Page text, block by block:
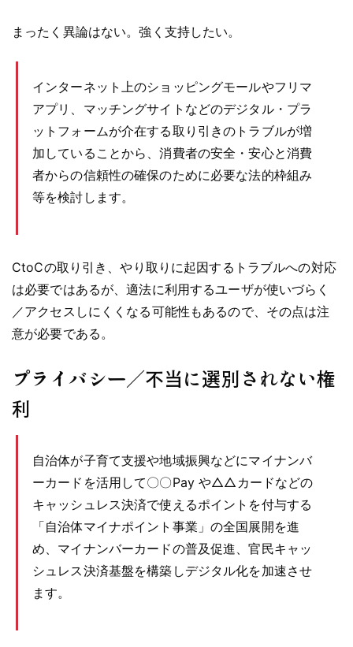
まったく異論はない。強く支持したい。
インターネット上のショッピングモールやフリマ
アプリ、マッチングサイトなどのデジタル・プラ
ットフォームが介在する取り引きのトラブルが増
加していることから、消費者の安全・安心と消費
者からの信頼性の確保のために必要な法的枠組み
等を検討します。
CtoCの取り引き、やり取りに起因するトラブルへの対応
は必要ではあるが、適法に利用するユーザが使いづらく
／アクセスしにくくなる可能性もあるので、その点は注
意が必要である。
プライバシー／不当に選別されない権
利
自治体が子育て支援や地域振興などにマイナンバ
ーカードを活用して〇〇Pay や△△カードなどの
キャッシュレス決済で使えるポイントを付与する
「自治体マイナポイント事業」の全国展開を進
め、マイナンバーカードの普及促進、官民キャッ
シュレス決済基盤を構築しデジタル化を加速させ
ます。